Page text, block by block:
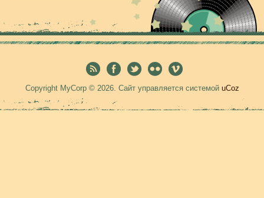
Copyright MyCorp © 2026. Сайт управляется системой uCoz